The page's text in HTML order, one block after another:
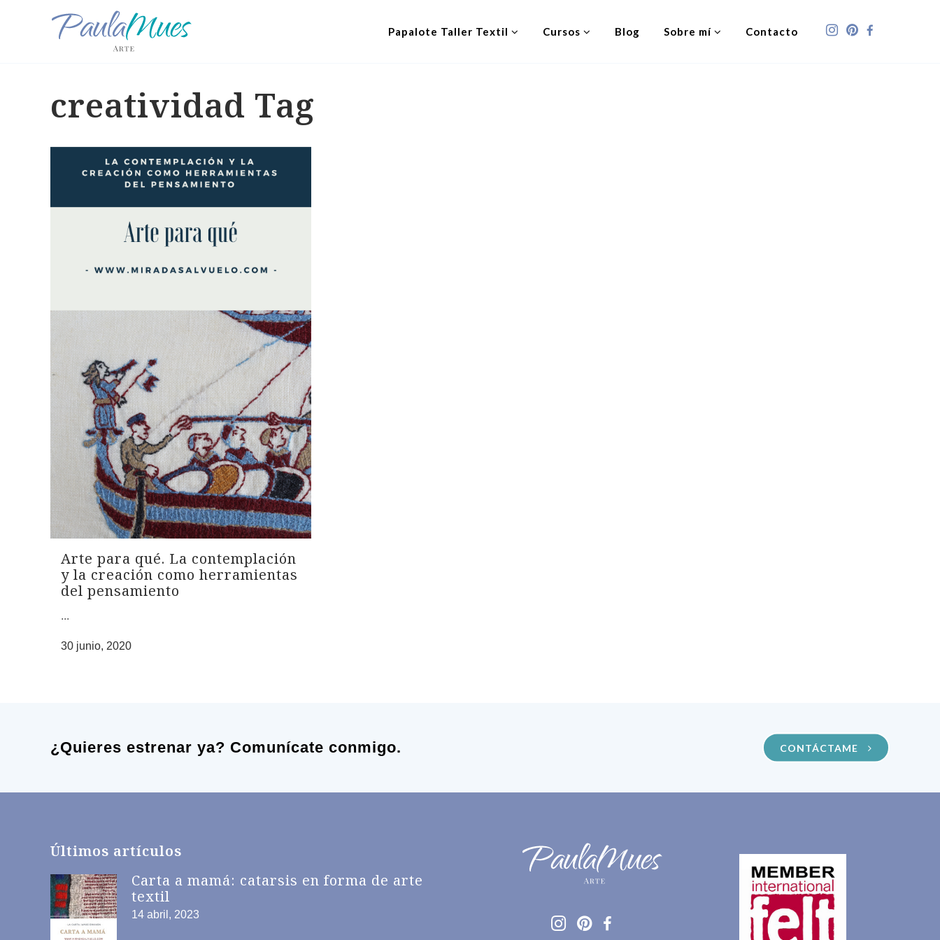
Papalote Taller Textil Cursos Blog Sobre mí Contacto
creatividad Tag
Arte para qué. La contemplación
y la creación como herramientas
del pensamiento
...
30 junio, 2020
¿Quieres estrenar ya? Comunícate conmigo. CONTÁCTAME
Últimos artículos
Carta a mamá: catarsis en forma de arte
textil
14 abril, 2023